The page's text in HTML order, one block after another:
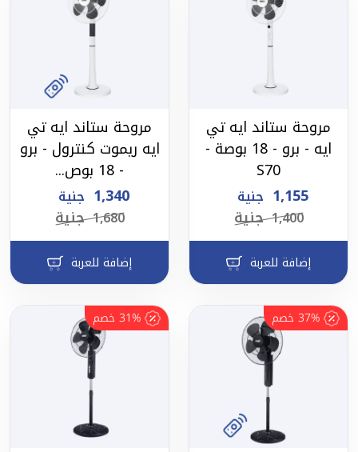
مروحة ستاند ايه تي
ايه - برو - 18 بوصة -
S70
1,155 جنية
1,400 جنية
إضافة للعربة
مروحة ستاند ايه تي
ايه ريموت كنترول - برو
- 18 بوص...
1,340 جنية
1,680 جنية
إضافة للعربة
37% خصم 31% خصم